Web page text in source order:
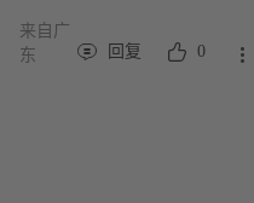
来自广
东
回复 0